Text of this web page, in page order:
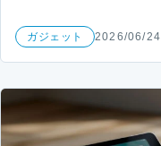
ガジェット 2026/06/24